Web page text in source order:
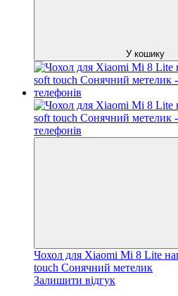
У кошику
Чохол для Xiaomi Mi 8 Lite
touch Сонячний метелик
Залишити відгук